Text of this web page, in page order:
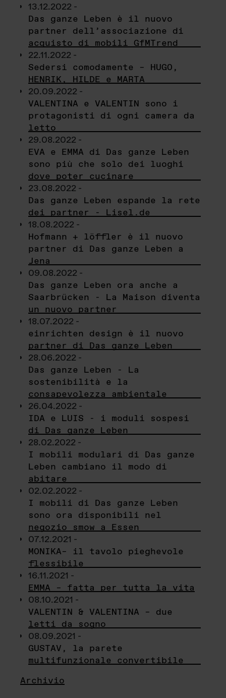
13.12.2022 -
Das ganze Leben è il nuovo
partner dell’associazione di
acquisto di mobili GfMTrend
22.11.2022 -
Sedersi comodamente – HUGO,
HENRIK, HILDE e MARTA
20.09.2022 -
VALENTINA e VALENTIN sono i
protagonisti di ogni camera da
letto
29.08.2022 -
EVA e EMMA di Das ganze Leben
sono più che solo dei luoghi
dove poter cucinare
23.08.2022 -
Das ganze Leben espande la rete
dei partner - Lisel.de
18.08.2022 -
Hofmann + löffler è il nuovo
partner di Das ganze Leben a
Jena
09.08.2022 -
Das ganze Leben ora anche a
Saarbrücken - La Maison diventa
un nuovo partner
18.07.2022 -
einrichten design è il nuovo
partner di Das ganze Leben
28.06.2022 -
Das ganze Leben - La
sostenibilità e la
consapevolezza ambientale
26.04.2022 -
IDA e LUIS - i moduli sospesi
di Das ganze Leben
28.02.2022 -
I mobili modulari di Das ganze
Leben cambiano il modo di
abitare
02.02.2022 -
I mobili di Das ganze Leben
sono ora disponibili nel
negozio smow a Essen
07.12.2021 -
MONIKA– il tavolo pieghevole
flessibile
16.11.2021 -
EMMA – fatta per tutta la vita
08.10.2021 -
VALENTIN & VALENTINA – due
letti da sogno
08.09.2021 -
GUSTAV, la parete
multifunzionale convertibile
Archivio